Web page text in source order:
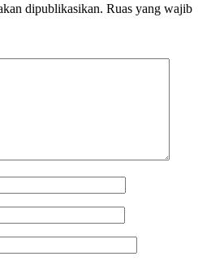
dipublikasikan. Ruas yang wajib